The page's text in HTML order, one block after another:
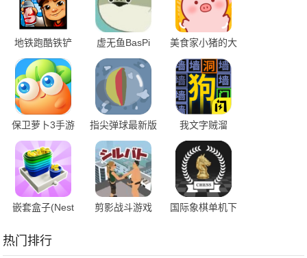
地铁跑酷铁铲
vip版
虚无鱼BasPi
1.1.5汉化版
美食家小猪的大
冒险 最新版
保卫萝卜3手游 指尖弹球最新版 我文字贼溜
嵌套盒子(Nest
剪影战斗游戏
国际象棋单机下
热门排行